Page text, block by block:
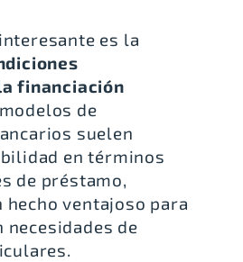
es la
financiación
de
suelen
en términos
de préstamo,
ventajoso para
necesidades de